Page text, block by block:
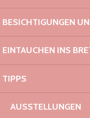
BESICHTIGUNGEN
EINTAUCHEN INS
TIPPS
AUSSTELLUNGEN
15:00 - 18:00
15:00 - 18:00